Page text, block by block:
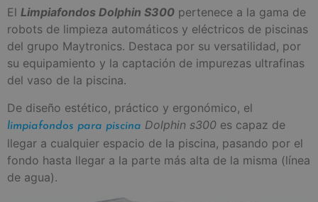
El Limpiafondos Dolphin S300 pertenece a la gama de
robots de limpieza automáticos y eléctricos de piscinas
del grupo Maytronics. Destaca por su versatilidad, por
su equipamiento y la captación de impurezas ultrafinas
del vaso de la piscina.
De diseño estético, práctico y ergonómico, el
limpiafondos para piscina Dolphin s300 es capaz de
llegar a cualquier espacio de la piscina, pasando por el
fondo hasta llegar a la parte más alta de la misma (línea
de agua).